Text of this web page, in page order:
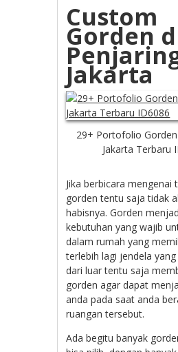
Custom
Gorden
Jakarta
29+ Portofolio
Jakarta Terbaru
Jika berbicara mengenai
gorden tentu saja tidak
habisnya. Gorden
kebutuhan yang wajib
dalam rumah yang
terlebih lagi jendela
dari luar tentu saja
gorden agar dapat
anda pada saat anda
ruangan tersebut.
Ada begitu banyak